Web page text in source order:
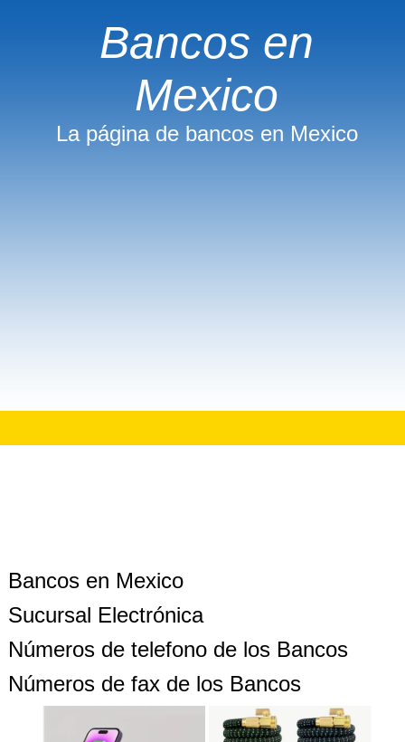
Bancos en
Mexico
La página de bancos en Mexico
Bancos en Mexico
Sucursal Electrónica
Números de telefono de los Bancos
Números de fax de los Bancos